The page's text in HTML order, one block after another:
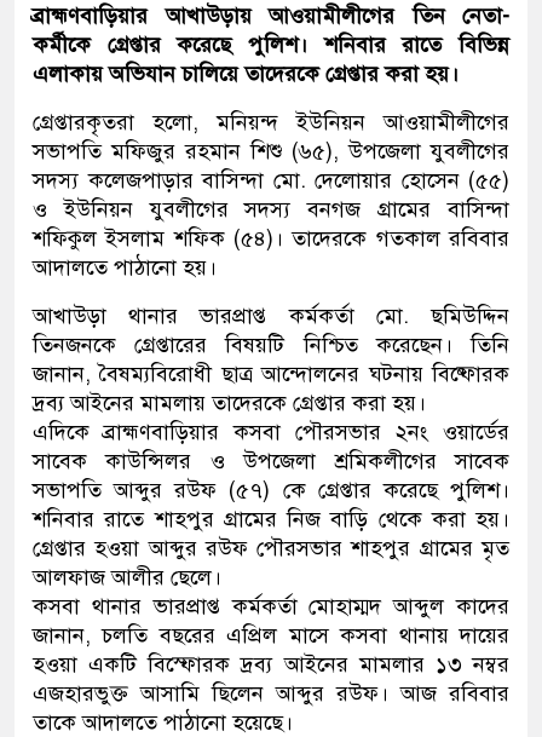
ব্রাহ্মণবাড়িয়ার আখাউড়ায় আওয়ামীলীগের তিন নেতা-
কর্মীকে গ্রেপ্তার করেছে পুলিশ। শনিবার রাতে বিভিন্ন
এলাকায় অভিযান চালিয়ে তাদেরকে গ্রেপ্তার করা হয়।
গ্রেপ্তারকৃতরা হলো, মনিয়ন্দ ইউনিয়ন আওয়ামীলীগের
সভাপতি মফিজুর রহমান শিশু (৬৫), উপজেলা যুবলীগের
সদস্য কলেজপাড়ার বাসিন্দা মো. দেলোয়ার হোসেন (৫৫)
ও ইউনিয়ন যুবলীগের সদস্য বনগজ গ্রামের বাসিন্দা
শফিকুল ইসলাম শফিক (৫৪)। তাদেরকে গতকাল রবিবার
আদালতে পাঠানো হয়।
আখাউড়া থানার ভারপ্রাপ্ত কর্মকর্তা মো. ছমিউদ্দিন
তিনজনকে গ্রেপ্তারের বিষয়টি নিশ্চিত করেছেন। তিনি
জানান, বৈষম্যবিরোধী ছাত্র আন্দোলনের ঘটনায় বিষ্ফোরক
দ্রব্য আইনের মামলায় তাদেরকে গ্রেপ্তার করা হয়।
এদিকে ব্রাহ্মণবাড়িয়ার কসবা পৌরসভার ২নং ওয়ার্ডের
সাবেক কাউন্সিলর ও উপজেলা শ্রমিকলীগের সাবেক
সভাপতি আব্দুর রউফ (৫৭) কে গ্রেপ্তার করেছে পুলিশ।
শনিবার রাতে শাহপুর গ্রামের নিজ বাড়ি থেকে করা হয়।
গ্রেপ্তার হওয়া আব্দুর রউফ পৌরসভার শাহপুর গ্রামের মৃত
আলফাজ আলীর ছেলে।
কসবা থানার ভারপ্রাপ্ত কর্মকর্তা মোহাম্মদ আব্দুল কাদের
জানান, চলতি বছরের এপ্রিল মাসে কসবা থানায় দায়ের
হওয়া একটি বিস্ফোরক দ্রব্য আইনের মামলার ১৩ নম্বর
এজহারভুক্ত আসামি ছিলেন আব্দুর রউফ। আজ রবিবার
তাকে আদালতে পাঠানো হয়েছে।